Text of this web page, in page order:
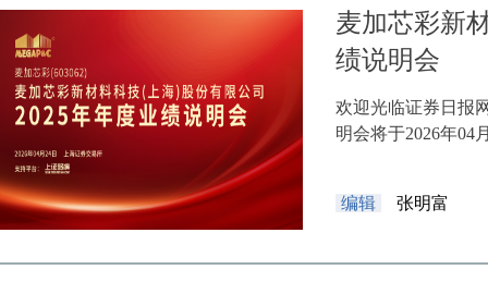
麦加芯彩新
绩说明会
欢迎光临证券日报
明会将于2026年04
编辑 张明富